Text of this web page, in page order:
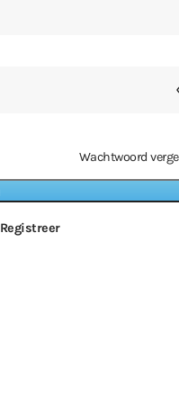
Wachtwoord
Registreer